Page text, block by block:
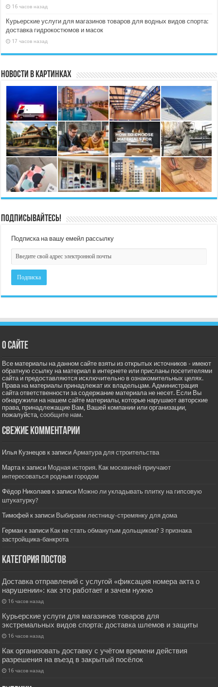
16 часов назад
Курьерские услуги для магазинов товаров для водных видов спорта:
доставка гидрокостюмов и масок
17 часов назад
Новости в картинках
Подписывайтесь!
Подписка на вашу емейл рассылку
О сайте
Все материалы на данном сайте взяты из открытых источников - имеют
обратную ссылку на материал в интернете или присланы посетителями
сайта и предоставляются исключительно в ознакомительных целях.
Права на материалы принадлежат их владельцам. Администрация
сайта ответственности за содержание материала не несет. Если Вы
обнаружили на нашем сайте материалы, которые нарушают авторские
права, принадлежащие Вам, Вашей компании или организации,
пожалуйста,сообщите нам.
Свежие комментарии
Илья Кузнецов к записиАрматура для строительства
Марта к записи Модная история. Как москвичей приучают
интересоваться родным городом
Фёдор Николаев к записи Можно ли укладывать плитку на гипсовую
штукатурку?
Тимофей к записи Выбираем лестницу-стремянку для дома
Герман к записи Как не стать обманутым дольщиком? 3 признака
застройщика-банкрота
Категория постов
Доставка отправлений с услугой «фиксация номера акта о
нарушении»: как это работает и зачем нужно
16 часов назад
Курьерские услуги для магазинов товаров для
экстремальных видов спорта: доставка шлемов и защиты
16 часов назад
Как организовать доставку с учётом времени действия
разрешения на въезд в закрытый посёлок
16 часов назад